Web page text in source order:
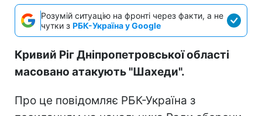
Розумій ситуацію на фронті через факти, а не
чутки з РБК-Україна у Google
Кривий Ріг Дніпропетровської області
масовано атакують "Шахеди".
Про це повідомляє РБК-Україна з